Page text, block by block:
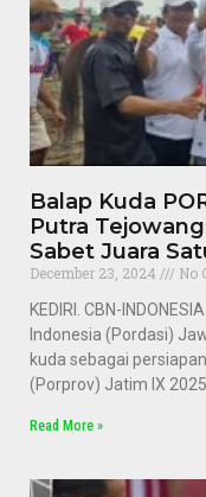
Balap Kuda
Putra
Sabet Juara
December 23, 2024
No
KEDIRI. CBN-
Indonesia (Pordasi)
kuda sebagai
(Porprov) Jatim IX
Read More »